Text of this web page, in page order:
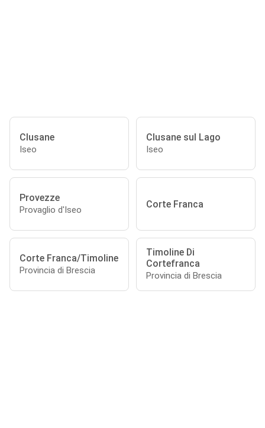
Clusane
Iseo
Clusane sul Lago
Iseo
Provezze
Provaglio d'Iseo Corte Franca
Corte Franca/Timoline
Provincia di Brescia
Timoline Di
Cortefranca
Provincia di Brescia